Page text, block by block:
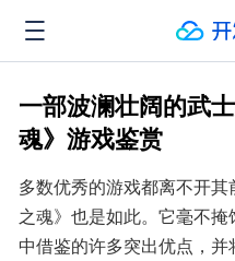
一部波澜壮阔的武
魂》游戏鉴赏
多数优秀的游戏都离不开其
之魂》也是如此。它毫不
中借鉴的许多突出优点，